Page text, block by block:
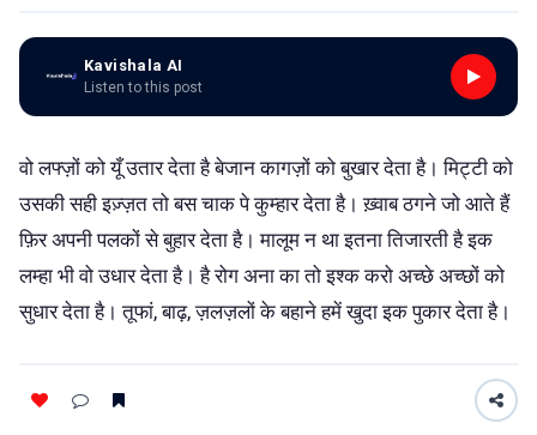
Kavishala AI
Listen to this post
वो लफ्ज़ों को यूँ उतार देता है बेजान कागज़ों को बुखार देता है। मिट्टी को
उसकी सही इज़्ज़त तो बस चाक पे कुम्हार देता है। ख़्वाब ठगने जो आते हैं
फ़िर अपनी पलकों से बुहार देता है। मालूम न था इतना तिजारती है इक
लम्हा भी वो उधार देता है। है रोग अना का तो इश्क करो अच्छे अच्छों को
सुधार देता है। तूफां, बाढ़, ज़लज़लों के बहाने हमें खुदा इक पुकार देता है।